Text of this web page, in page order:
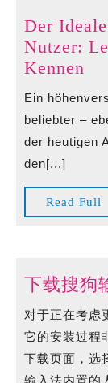
Der
Nutzer:
Kennen
Sie
Ein
beliebter –
der heutigen
den[...]
Read Full
下载搜狗
对于正在考虑
它的安装过程
下载页面，选
输入法内置的